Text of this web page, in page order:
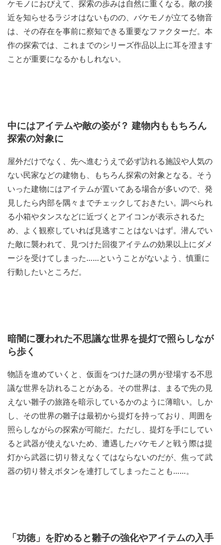
ケモノにおびえて、探索の歩みは自然に重くなる。敵の接
近を知らせるラジオはないものの、バケモノが立てる物音
は、その存在を事前に察知できる重要なファクターだ。本
作の探索では、これまでのシリーズ作品以上に耳を澄ます
ことが重要になるかもしれない。
中にはアイテムや敵の姿が？ 建物内ももちろん
探索の対象に
屋外だけでなく、先へ進むうえで必ず訪れる施設や人気の
ない民家などの建物も、もちろん探索の対象となる。そう
いった建物にはアイテムが置いてある場合が多いので、発
見したら内部を隅々までチェックしておきたい。調べられ
る小箱やタンスなどに近づくとアイコンが表示されるた
め、よく観察していれば見逃すことはないはず。潜んでい
た敵に襲われて、見つけた回復アイテムの効果以上にダメ
ージを受けてしまった……ということがないよう、慎重に
行動したいところだ。
暗闇に覆われた不思議な世界を提灯で照らしなが
ら歩く
物語を進めていくと、仮面をつけた謎の男が登場する不思
議な世界を訪れることがある。その世界は、まるで先の見
えない雛子の旅路を暗示しているかのように薄暗い。しか
し、その世界の雛子は最初から提灯を持っており、周囲を
照らしながらの探索が可能だ。ただし、提灯を手にしてい
ると武器が使えないため、遭遇したバケモノと戦う際は提
灯から武器に切り替えなくてはならないのだが、焦って武
器の切り替えボタンを連打してしまったことも……。
「功徳」を貯めると雛子の強化やアイテムの入手